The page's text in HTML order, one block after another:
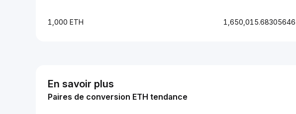
1,000 ETH
En savoir plus
Paires de conversion ETH tendance